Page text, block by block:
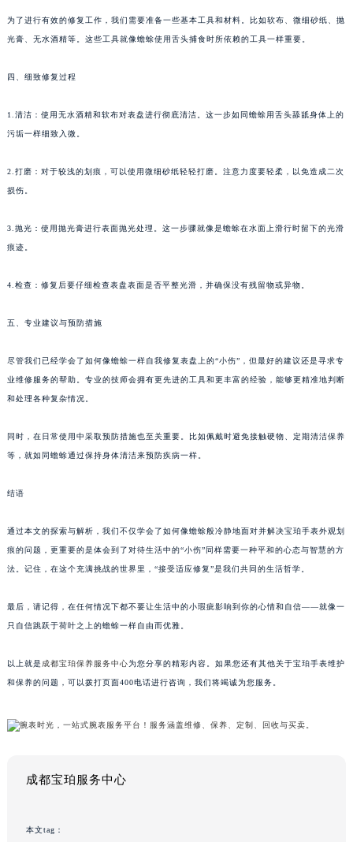
为了进行有效的修复工作，我们需要准备一些基本工具和材料。比如软布、微细砂纸、抛
光膏、无水酒精等。这些工具就像蟾蜍使用舌头捕食时所依赖的工具一样重要。
四、细致修复过程
1.清洁：使用无水酒精和软布对表盘进行彻底清洁。这一步如同蟾蜍用舌头舔舐身体上的
污垢一样细致入微。
2.打磨：对于较浅的划痕，可以使用微细砂纸轻轻打磨。注意力度要轻柔，以免造成二次
损伤。
3.抛光：使用抛光膏进行表面抛光处理。这一步骤就像是蟾蜍在水面上滑行时留下的光滑
痕迹。
4.检查：修复后要仔细检查表盘表面是否平整光滑，并确保没有残留物或异物。
五、专业建议与预防措施
尽管我们已经学会了如何像蟾蜍一样自我修复表盘上的“小伤”，但最好的建议还是寻求专
业维修服务的帮助。专业的技师会拥有更先进的工具和更丰富的经验，能够更精准地判断
和处理各种复杂情况。
同时，在日常使用中采取预防措施也至关重要。比如佩戴时避免接触硬物、定期清洁保养
等，就如同蟾蜍通过保持身体清洁来预防疾病一样。
结语
通过本文的探索与解析，我们不仅学会了如何像蟾蜍般冷静地面对并解决宝珀手表外观划
痕的问题，更重要的是体会到了对待生活中的“小伤”同样需要一种平和的心态与智慧的方
法。记住，在这个充满挑战的世界里，“接受适应修复”是我们共同的生活哲学。
最后，请记得，在任何情况下都不要让生活中的小瑕疵影响到你的心情和自信——就像一
只自信跳跃于荷叶之上的蟾蜍一样自由而优雅。
以上就是 成都宝珀保养服务中心为您分享的精彩内容。如果您还有其他关于宝珀手表维护
和保养的问题，可以拨打页面400电话进行咨询，我们将竭诚为您服务。
成都宝珀服务中心
本文tag：